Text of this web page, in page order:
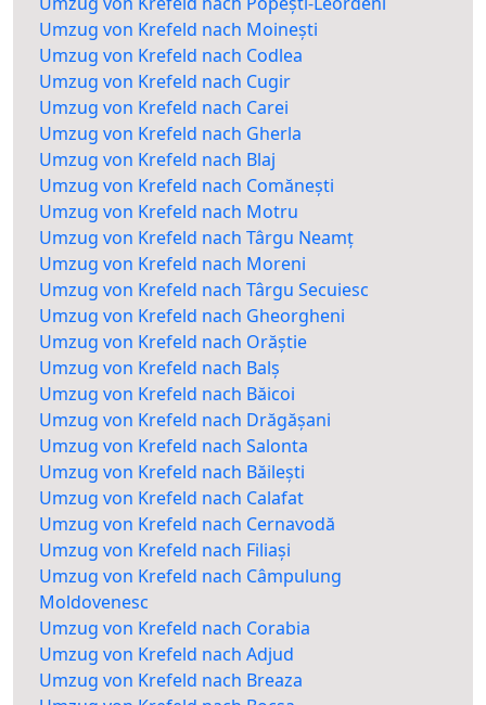
Umzug von Krefeld nach Moinești
Umzug von Krefeld nach Codlea
Umzug von Krefeld nach Cugir
Umzug von Krefeld nach Carei
Umzug von Krefeld nach Gherla
Umzug von Krefeld nach Blaj
Umzug von Krefeld nach Comănești
Umzug von Krefeld nach Motru
Umzug von Krefeld nach Târgu Neamț
Umzug von Krefeld nach Moreni
Umzug von Krefeld nach Târgu Secuiesc
Umzug von Krefeld nach Gheorgheni
Umzug von Krefeld nach Orăștie
Umzug von Krefeld nach Balș
Umzug von Krefeld nach Băicoi
Umzug von Krefeld nach Drăgășani
Umzug von Krefeld nach Salonta
Umzug von Krefeld nach Băilești
Umzug von Krefeld nach Calafat
Umzug von Krefeld nach Cernavodă
Umzug von Krefeld nach Filiași
Umzug von Krefeld nach Câmpulung
Moldovenesc
Umzug von Krefeld nach Corabia
Umzug von Krefeld nach Adjud
Umzug von Krefeld nach Breaza